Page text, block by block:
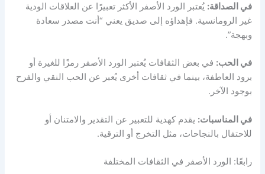
في الصداقة: يُعتبر الورد الأصفر الأكثر تعبيرًا عن العلاقات الودية
غير الرومانسية. فإهداؤه إلى صديق يعني “أنت مصدر سعادة
وبهجة”.
في الحب: في بعض الثقافات يُعتبر الورد الأصفر رمزًا للغيرة أو
برود العاطفة، بينما في ثقافات أخرى يُعبر عن الحب النقي والفرح
بوجود الآخر.
في المناسبات: يقدم كهدية للتعبير عن التقدير والامتنان أو
للاحتفال بالنجاحات، مثل التخرج أو الترقية.
رابعًا: الورد الأصفر في الثقافات المختلفة